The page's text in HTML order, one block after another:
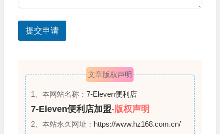
e
s
+
提交申请
文章版权声明
1、本网站名称： 7-Eleven便利店
7-Eleven便利店加盟-版权声明
2、本站永久网址： https://www.hz168.com.cn/